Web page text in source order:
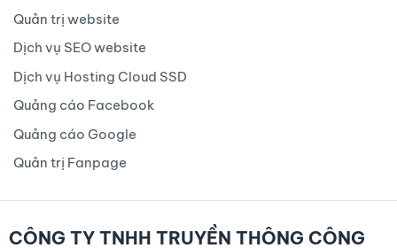
Quản trị website
Dịch vụ SEO website
Dịch vụ Hosting Cloud SSD
Quảng cáo Facebook
Quảng cáo Google
Quản trị Fanpage
CÔNG TY TNHH TRUYỀN THÔNG CÔNG